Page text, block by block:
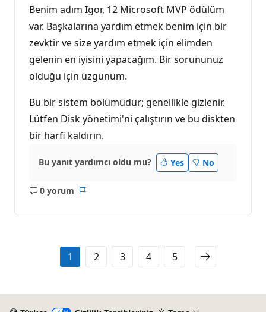
ı
Benim adım Igor, 12 Microsoft MVP ödülüm
var. Başkalarına yardım etmek benim için bir
zevktir ve size yardım etmek için elimden
gelenin en iyisini yapacağım. Bir sorununuz
olduğu için üzgünüm.
Bu bir sistem bölümüdür; genellikle gizlenir.
Lütfen Disk yönetimi'ni çalıştırın ve bu diskten
bir harfi kaldırın.
Bu yanıt yardımcı oldu mu? Yes No
0 yorum
Açıklama
1 2 3 4 5